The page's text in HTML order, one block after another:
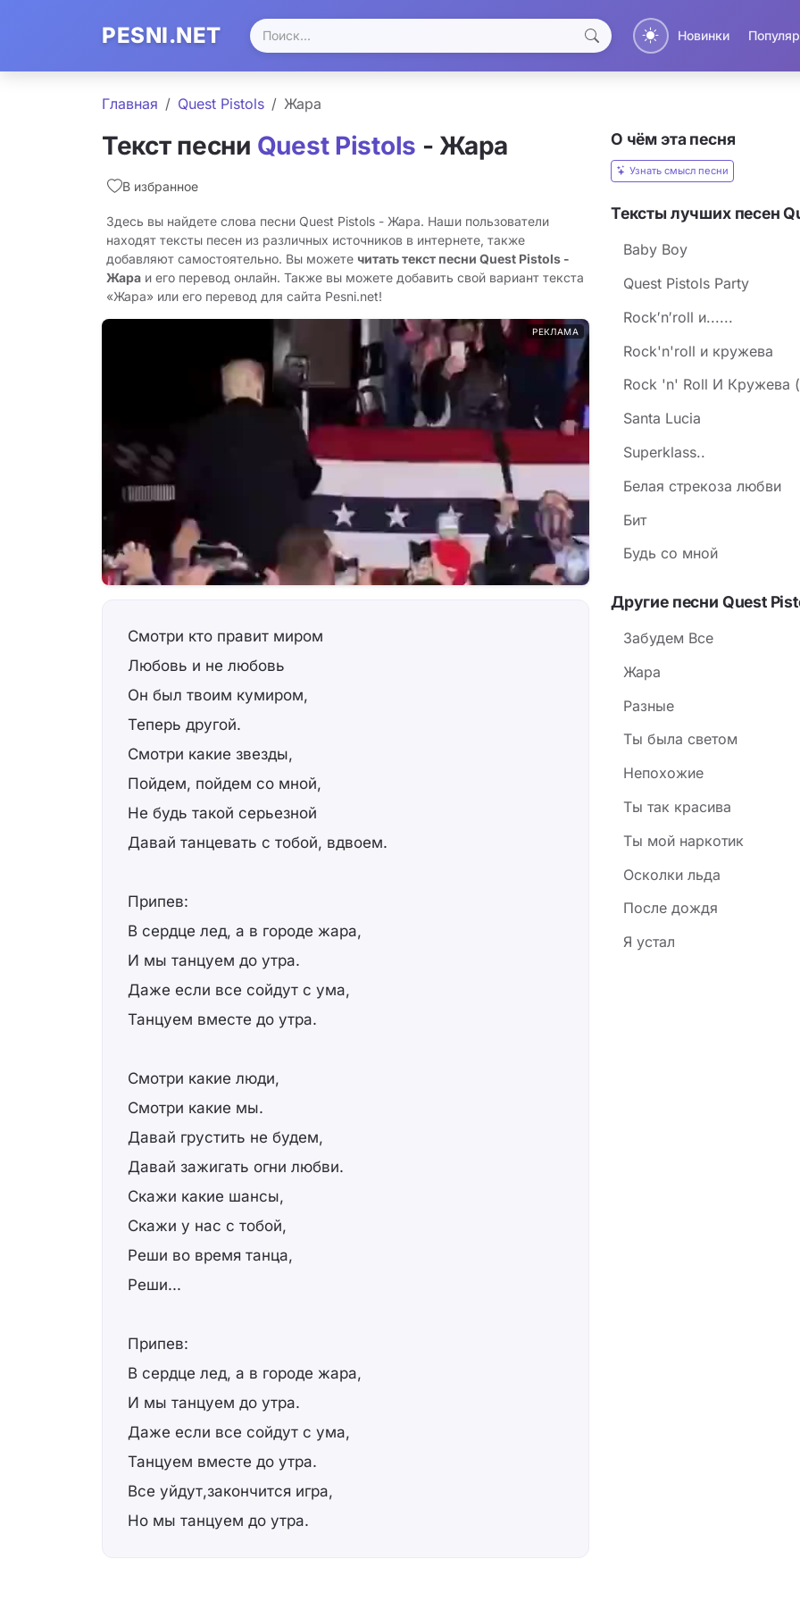
PESNI.NET Новинки
Главная Quest Pistols Жара
Текст песни Quest Pistols - Жара
В избранное
Здесь вы найдете слова песни Quest Pistols - Жара. Наши пользователи
находят тексты песен из различных источников в интернете, также
добавляют самостоятельно. Вы можете читать текст песни Quest Pistols -
Жара и его перевод онлайн. Также вы можете добавить свой вариант текста
«Жара» или его перевод для сайта Pesni.net!
РЕКЛАМА
Смотри кто правит миром
Любовь и не любовь
Он был твоим кумиром,
Теперь другой.
Смотри какие звезды,
Пойдем, пойдем со мной,
Не будь такой серьезной
Давай танцевать с тобой, вдвоем.
Припев:
В сердце лед, а в городе жара,
И мы танцуем до утра.
Даже если все сойдут с ума,
Танцуем вместе до утра.
Смотри какие люди,
Смотри какие мы.
Давай грустить не будем,
Давай зажигать огни любви.
Скажи какие шансы,
Скажи у нас с тобой,
Реши во время танца,
Реши...
Припев:
В сердце лед, а в городе жара,
И мы танцуем до утра.
Даже если все сойдут с ума,
Танцуем вместе до утра.
Все уйдут,закончится игра,
Но мы танцуем до утра.
О чём эта песня
Узнать смысл песни
Тексты лучших песен
Baby Boy
Quest Pistols Party
Rock′n′roll и......
Rock'n'roll и кружева
Rock 'n' Roll И Кружева
Santa Lucia
Superklass..
Белая стрекоза любви
Бит
Будь со мной
Другие песни Quest
Забудем Все
Жара
Разные
Ты была светом
Непохожие
Ты так красива
Ты мой наркотик
Осколки льда
После дождя
Я устал